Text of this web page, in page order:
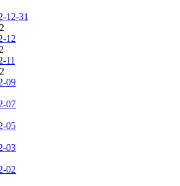
12-31
12
11
09
07
05
03
02